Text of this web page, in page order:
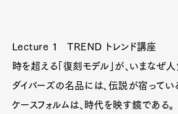
Lecture 1 TREND トレンド講座
時を超える「復刻モデル」が、いまなぜ
ダイバーズの名品には、伝説が宿ってい
ケースフォルムは、時代を映す鏡である。